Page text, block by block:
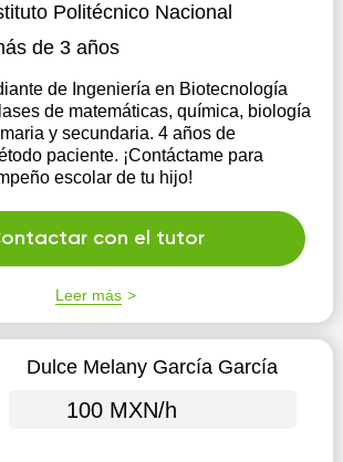
Politécnico Nacional
de 3 años
de Ingeniería en Biotecnología
de matemáticas, química, biología
y secundaria. 4 años de
paciente. ¡Contáctame para
escolar de tu hijo!
con el tutor
Leer más
Dulce Melany García García
100 MXN/h